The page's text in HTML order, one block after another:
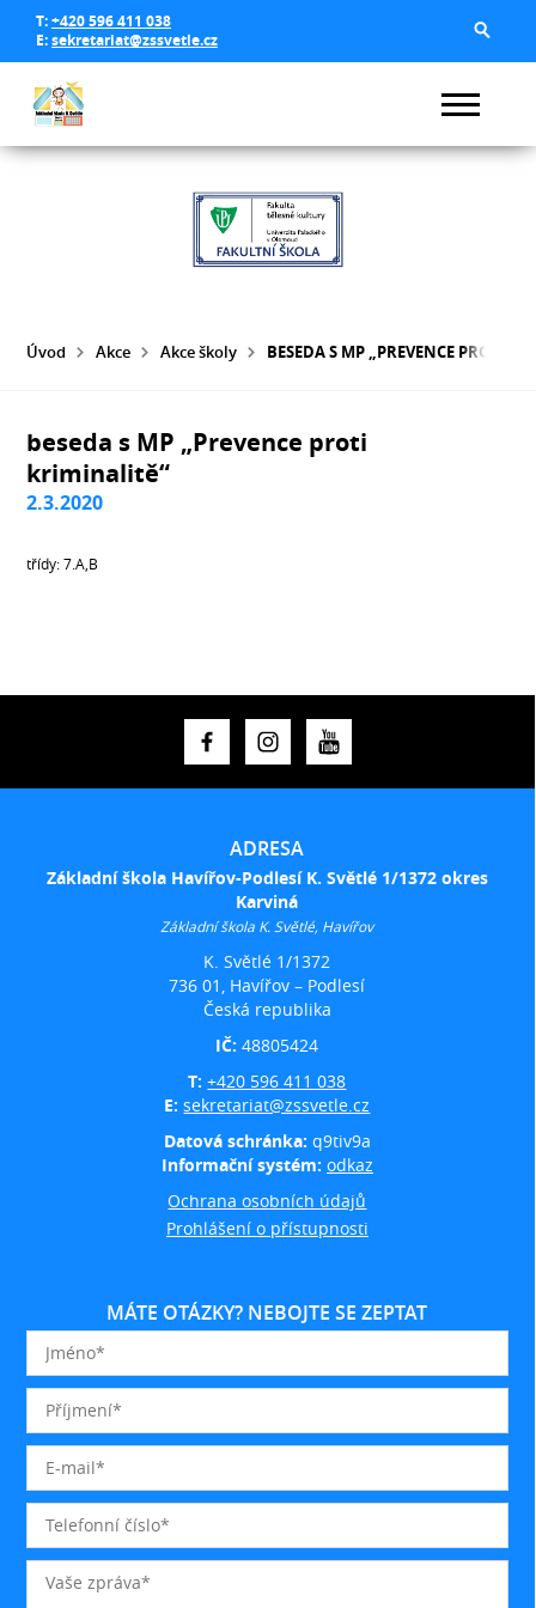
T:+420 596 411 038
E:sekretariat@zssvetle.cz
Úvod Akce Akce školy BESEDA S MP „PREVENCE PROTI
beseda s MP „Prevence proti
kriminalitě“
2.3.2020
třídy: 7.A,B
ADRESA
Základní škola Havířov-Podlesí K. Světlé 1/1372 okres
Karviná
Základní škola K. Světlé, Havířov
K. Světlé 1/1372
736 01, Havířov – Podlesí
Česká republika
IČ:48805424
T:+420 596 411 038
E:sekretariat@zssvetle.cz
Datová schránka: q9tiv9a
Informační systém: odkaz
Ochrana osobních údajů
Prohlášení o přístupnosti
MÁTE OTÁZKY? NEBOJTE SE ZEPTAT